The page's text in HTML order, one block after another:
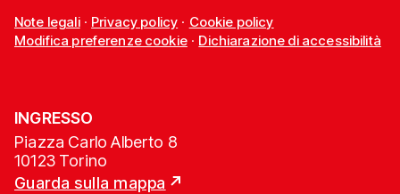
Note legali· Privacy policy · Cookie policy
Modifica preferenze cookie· Dichiarazione di accessibilità
INGRESSO
Piazza Carlo Alberto 8
10123 Torino
Guarda sulla mappa